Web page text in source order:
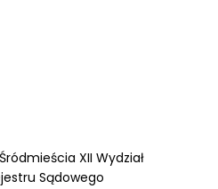
XII Wydział
Sądowego